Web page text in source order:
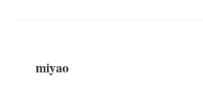
miyao